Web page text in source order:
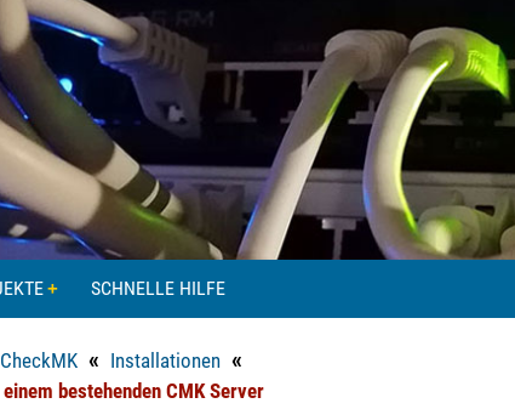
SCHNELLE HILFE
CheckMK « Installationen «
bestehenden CMK Server